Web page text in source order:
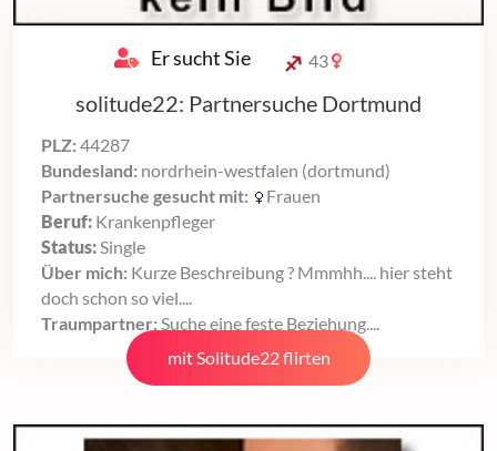
Er sucht Sie 43
solitude22: Partnersuche Dortmund
PLZ: 44287
Bundesland: nordrhein-westfalen (dortmund)
Partnersuche gesucht mit:
Frauen
Beruf: Krankenpfleger
Status:Single
Über mich: Kurze Beschreibung ? Mmmhh.... hier steht
doch schon so viel....
Traumpartner: Suche eine feste Beziehung....
mit Solitude22 flirten